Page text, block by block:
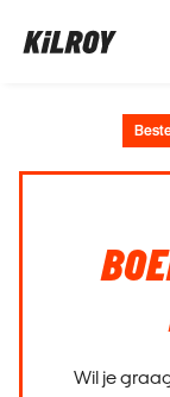
Wil je